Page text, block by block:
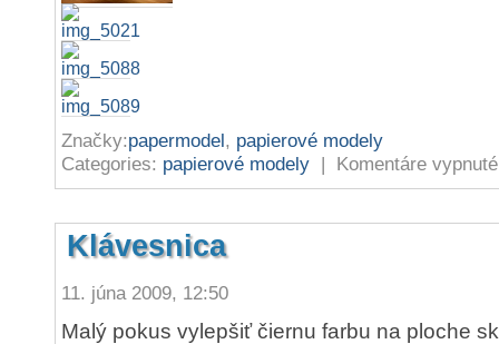
Značky:papermodel, papierové modely
Categories: papierové modely | Komentáre vypnuté
Klávesnica
11. júna 2009, 12:50
Malý pokus vylepšiť čiernu farbu na ploche